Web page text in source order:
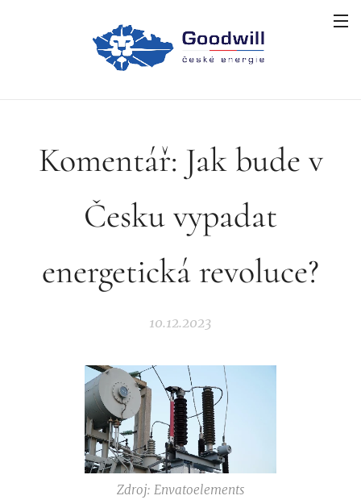
Komentář: Jak bude v
Česku vypadat
energetická revoluce?
10.12.2023
Zdroj: Envatoelements